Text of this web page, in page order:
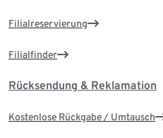
Filialreservierung
Filialfinder
Rücksendung & Reklamation
Kostenlose Rückgabe / Umtausch